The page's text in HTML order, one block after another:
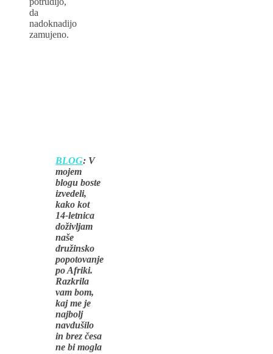
da
nadoknadijo
zamujeno.
BLOG: V
mojem
blogu boste
izvedeli,
kako kot
14-letnica
doživljam
naše
družinsko
popotovanje
po Afriki.
Razkrila
vam bom,
kaj me je
najbolj
navdušilo
in brez česa
ne bi mogla